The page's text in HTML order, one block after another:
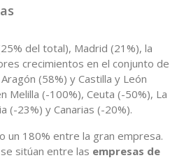
del total), Madrid (21%), la
crecimientos en el conjunto de
(58%) y Castilla y León
Melilla (-100%), Ceuta (-50%), La
(-23%) y Canarias (-20%).
un 180% entre la gran empresa.
sitúan entre las empresas de